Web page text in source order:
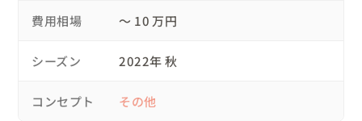
16：00 挙式本番撮影
16：50 ウェルカムスペース・披露宴会場を撮影
19：50 ゲストのお見送り撮影
費用相場 〜 10 万円
シーズン 2022年 秋
コンセプト その他